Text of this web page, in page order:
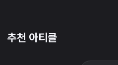
추천 아티클